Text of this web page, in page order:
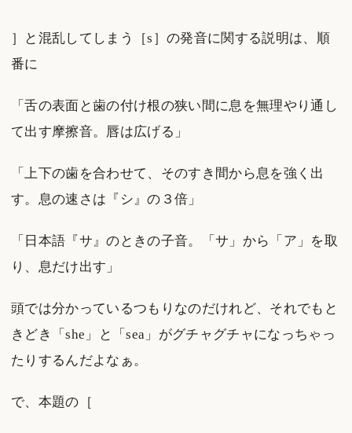
］と混乱してしまう［s］の発音に関する説明は、順
番に
「舌の表面と歯の付け根の狭い間に息を無理やり通し
て出す摩擦音。唇は広げる」
「上下の歯を合わせて、そのすき間から息を強く出
す。息の速さは『シ』の３倍」
「日本語『サ』のときの子音。「サ」から「ア」を取
り、息だけ出す」
頭では分かっているつもりなのだけれど、それでもと
きどき「she」と「sea」がグチャグチャになっちゃっ
たりするんだよなぁ。
で、本題の［